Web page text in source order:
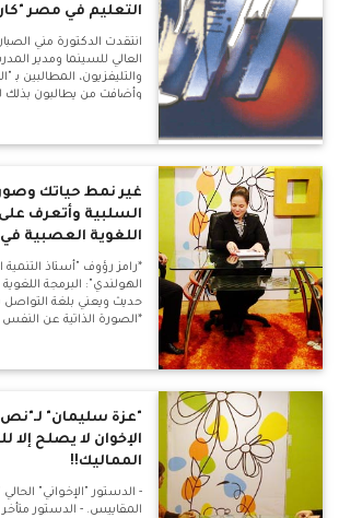
التعليم في مصر
انتقدت الدكتورة مني
العالي للسينما ومدير
والتليفزيون، المطالبين بـ
وأضافت من يطالبون
غير نمط حياتك
السلبية وأتعرف
اللغوية العصبية في
*رامز رؤوف "أستاذ التنمية
الهولندي": البرمجة
حديث ويعني بلغة التواصل
*الصورة الذاتية عن
وأفعالنا تجاه نفسنا
بالبرمجة العصبية في عدة
البرمجة خمسة : الأسرة،
الأصدقاء، أنا.
"عزة سليمان" لـ"نص
الإخوان لا يصلح
المماليك!!
- الدستور "الإخواني"
المقاييس. - الدستور